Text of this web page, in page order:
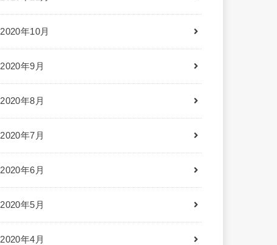
2020年10月
2020年9月
2020年8月
2020年7月
2020年6月
2020年5月
2020年4月